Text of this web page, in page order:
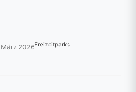
März 2026Freizeitparks